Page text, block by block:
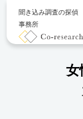
聞き込み調査の探偵
事務所
女